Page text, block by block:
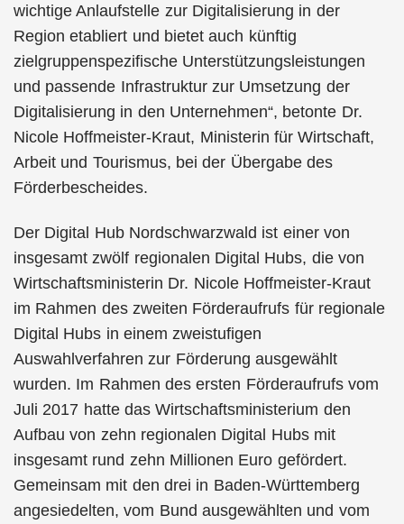
wichtige Anlaufstelle zur Digitalisierung in der
Region etabliert und bietet auch künftig
zielgruppenspezifische Unterstützungsleistungen
und passende Infrastruktur zur Umsetzung der
Digitalisierung in den Unternehmen“, betonte Dr.
Nicole Hoffmeister-Kraut, Ministerin für Wirtschaft,
Arbeit und Tourismus, bei der Übergabe des
Förderbescheides.
Der Digital Hub Nordschwarzwald ist einer von
insgesamt zwölf regionalen Digital Hubs, die von
Wirtschaftsministerin Dr. Nicole Hoffmeister-Kraut
im Rahmen des zweiten Förderaufrufs für regionale
Digital Hubs in einem zweistufigen
Auswahlverfahren zur Förderung ausgewählt
wurden. Im Rahmen des ersten Förderaufrufs vom
Juli 2017 hatte das Wirtschaftsministerium den
Aufbau von zehn regionalen Digital Hubs mit
insgesamt rund zehn Millionen Euro gefördert.
Gemeinsam mit den drei in Baden-Württemberg
angesiedelten, vom Bund ausgewählten und vom